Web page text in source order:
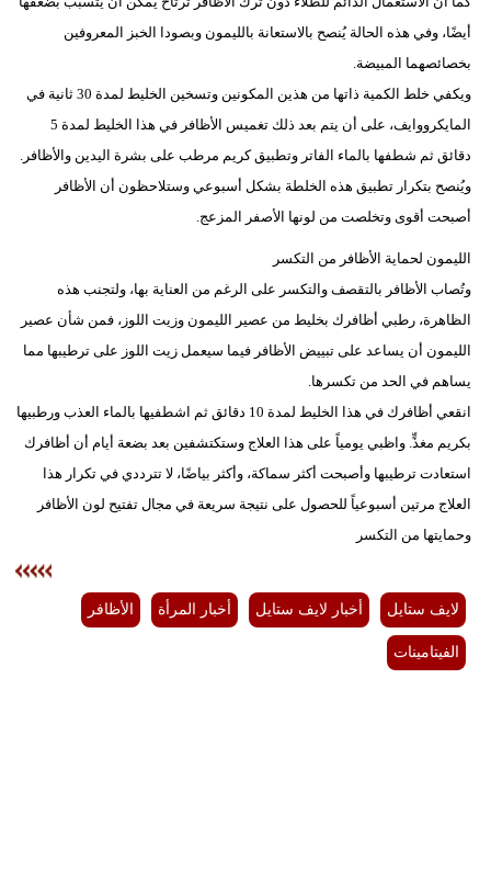
أيضًا، وفي هذه الحالة يُنصح بالاستعانة بالليمون وبصودا الخبز المعروفين
بخصائصهما المبيضة.
ويكفي خلط الكمية ذاتها من هذين المكونين وتسخين الخليط لمدة 30 ثانية في
المايكرووايف، على أن يتم بعد ذلك تغميس الأظافر في هذا الخليط لمدة 5
دقائق ثم شطفها بالماء الفاتر وتطبيق كريم مرطب على بشرة اليدين والأظافر.
ويُنصح بتكرار تطبيق هذه الخلطة بشكل أسبوعي وستلاحظون أن الأظافر
أصبحت أقوى وتخلصت من لونها الأصفر المزعج.
الليمون لحماية الأظافر من التكسر
وتُصاب الأظافر بالتقصف والتكسر على الرغم من العناية بها، ولتجنب هذه
الظاهرة، رطبي أظافرك بخليط من عصير الليمون وزيت اللوز، فمن شأن عصير
الليمون أن يساعد على تبييض الأظافر فيما سيعمل زيت اللوز على ترطيبها مما
يساهم في الحد من تكسرها.
انقعي أظافرك في هذا الخليط لمدة 10 دقائق ثم اشطفيها بالماء العذب ورطبيها
بكريم مغذٍّ. واظبي يومياً على هذا العلاج وستكتشفين بعد بضعة أيام أن أظافرك
استعادت ترطيبها وأصبحت أكثر سماكة، وأكثر بياضًا، لا تترددي في تكرار هذا
العلاج مرتين أسبوعياً للحصول على نتيجة سريعة في مجال تفتيح لون الأظافر
وحمايتها من التكسر
لايف ستايل أخبار لايف ستايل أخبار المرأة الأظافر
الفيتامينات